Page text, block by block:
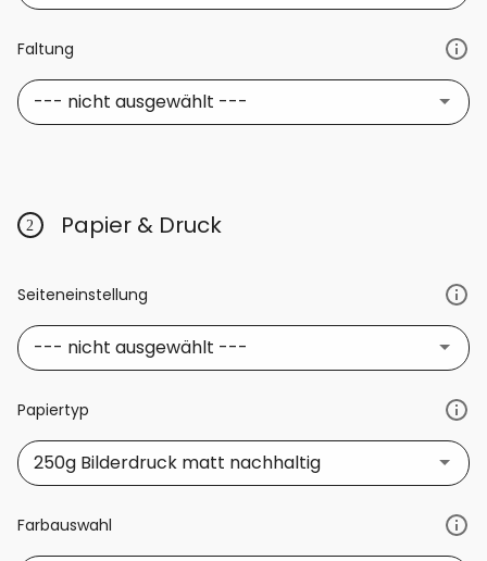
Faltung
--- nicht ausgewählt ---
Papier & Druck
Seiteneinstellung
--- nicht ausgewählt ---
Papiertyp
250g Bilderdruck matt nachhaltig
Farbauswahl